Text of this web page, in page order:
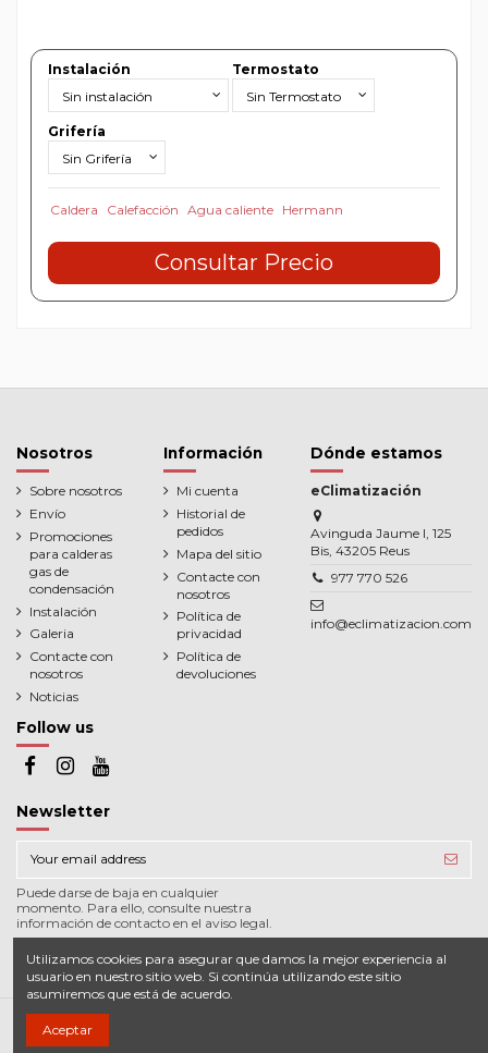
Instalación Termostato
Grifería
Caldera Calefacción Agua caliente Hermann
Consultar Precio
Nosotros
Sobre nosotros
Envío
Promociones
para calderas
gas de
condensación
Instalación
Galeria
Contacte con
nosotros
Noticias
Información
Mi cuenta
Historial de
pedidos
Mapa del sitio
Contacte con
nosotros
Política de
privacidad
Política de
devoluciones
Dónde estamos
eClimatización
Avinguda Jaume I, 125
Bis, 43205 Reus
977 770 526
info@eclimatizacion.com
Follow us
Newsletter
Puede darse de baja en cualquier
momento. Para ello, consulte nuestra
información de contacto en el aviso legal.
Utilizamos cookies para asegurar que damos la mejor experiencia al
usuario en nuestro sitio web. Si continúa utilizando este sitio
asumiremos que está de acuerdo.
Aceptar